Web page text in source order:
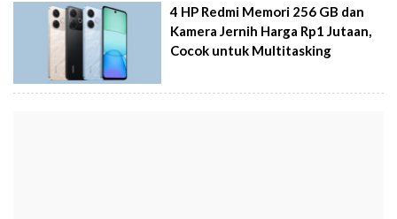
4 HP Redmi Memori 256 GB dan
Kamera Jernih Harga Rp1 Jutaan,
Cocok untuk Multitasking